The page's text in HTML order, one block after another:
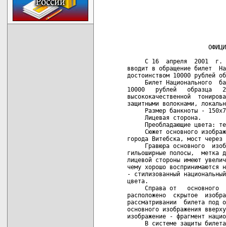
С 16  апреля  2001  г.
вводит в обращение билет
достоинством 10000 рублей
Билет Национального
10000   рублей   образца
высококачественной
защитными волокнами,
Размер банкноты -
     Лицевая сторона.
Преобладающие цвета:
Сюжет основного
города Витебска, мост
Гравюра основного
гильоширные полосы,  метка
лицевой стороны имеют
чему хорошо
- стилизованный
цвета.
Справа от   основного
расположено  скрытое
рассматривании  билета под
основного изображения
изображение - фрагмент
В системе защиты